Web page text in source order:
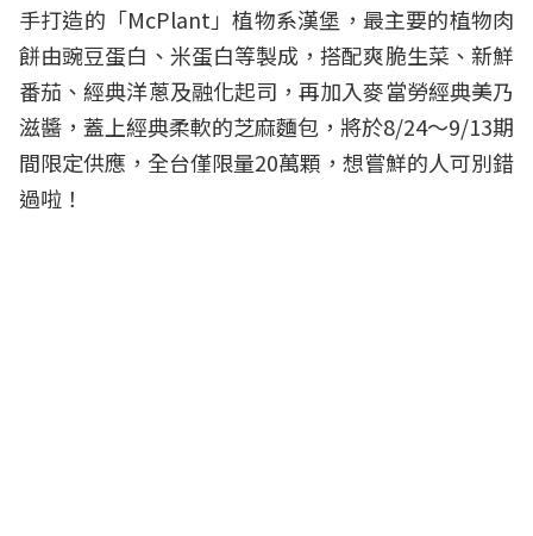
手打造的「McPlant」植物系漢堡，最主要的植物肉
餅由豌豆蛋白、米蛋白等製成，搭配爽脆生菜、新鮮
番茄、經典洋蔥及融化起司，再加入麥當勞經典美乃
滋醬，蓋上經典柔軟的芝麻麵包，將於8/24～9/13期
間限定供應，全台僅限量20萬顆，想嘗鮮的人可別錯
過啦！